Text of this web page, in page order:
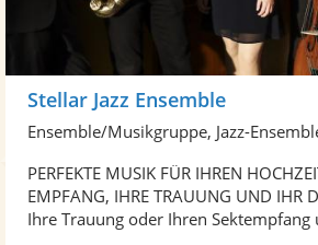
Stellar Jazz Ensemble
Ensemble/Musikgruppe, Jazz-
PERFEKTE MUSIK FÜR IHREN
EMPFANG, IHRE TRAUUNG UND IHR
Ihre Trauung oder Ihren Sektempfang